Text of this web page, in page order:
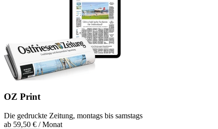
OZ Print
Die gedruckte Zeitung, montags bis samstags
ab 59,50 € / Monat